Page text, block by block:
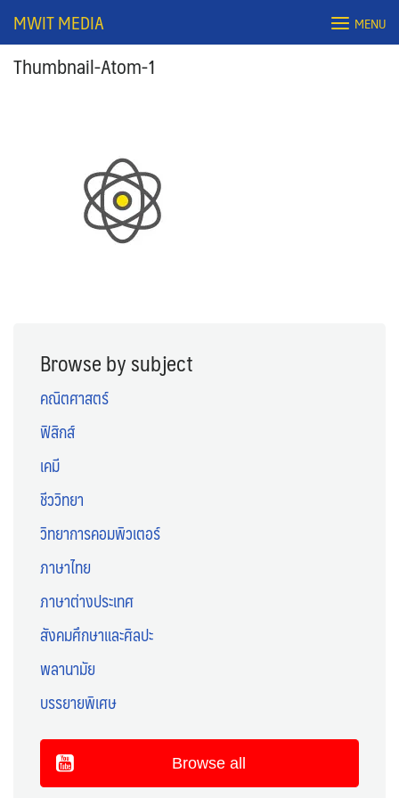
MWIT MEDIA MENU
Thumbnail-Atom-1
Browse by subject
คณิตศาสตร์
ฟิสิกส์
เคมี
ชีววิทยา
วิทยาการคอมพิวเตอร์
ภาษาไทย
ภาษาต่างประเทศ
สังคมศึกษาและศิลปะ
พลานามัย
บรรยายพิเศษ
Browse all